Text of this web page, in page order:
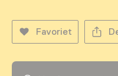
Favoriet